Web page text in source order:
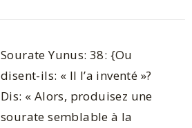
Sourate Yunus: 38: {Ou
disent-ils: « Il l’a inventé »?
Dis: « Alors, produisez une
sourate semblable à la